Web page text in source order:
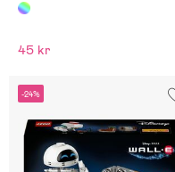
45 kr
-24%